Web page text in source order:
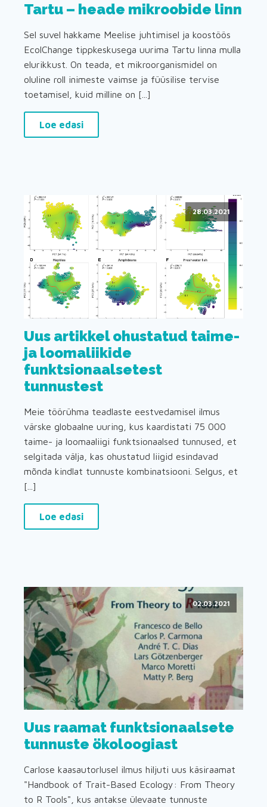
Tartu – heade mikroobide linn
Sel suvel hakkame Meelise juhtimisel ja koostöös
EcolChange tippkeskusega uurima Tartu linna mulla
elurikkust. On teada, et mikroorganismidel on
oluline roll inimeste vaimse ja füüsilise tervise
toetamisel, kuid milline on [...]
Loe edasi
28.03.2021
Uus artikkel ohustatud taime-
ja loomaliikide
funktsionaalsetest
tunnustest
Meie töörühma teadlaste eestvedamisel ilmus
värske globaalne uuring, kus kaardistati 75 000
taime- ja loomaaliigi funktsionaalsed tunnused, et
selgitada välja, kas ohustatud liigid esindavad
mõnda kindlat tunnuste kombinatsiooni. Selgus, et
[...]
Loe edasi
02.03.2021
Uus raamat funktsionaalsete
tunnuste ökoloogiast
Carlose kaasautorlusel ilmus hiljuti uus käsiraamat
"Handbook of Trait-Based Ecology: From Theory
to R Tools", kus antakse ülevaate tunnuste